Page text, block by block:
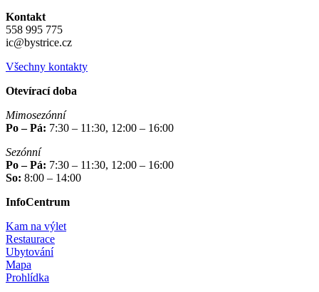
Kontakt
558 995 775
ic@bystrice.cz
Všechny kontakty
Otevírací doba
Mimosezónní
Po – Pá: 7:30 – 11:30, 12:00 – 16:00
Sezónní
Po – Pá: 7:30 – 11:30, 12:00 – 16:00
So: 8:00 – 14:00
InfoCentrum
Kam na výlet
Restaurace
Ubytování
Mapa
Prohlídka